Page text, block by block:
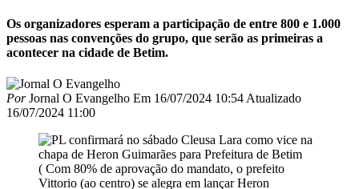
Os organizadores esperam a participação de entre 800 e 1.000
pessoas nas convenções do grupo, que serão as primeiras a
acontecer na cidade de Betim.
PorJornal O Evangelho Em 16/07/2024 10:54 Atualizado
16/07/2024 11:00
( Com 80% de aprovação do mandato, o prefeito
Vittorio (ao centro) se alegra em lançar Heron